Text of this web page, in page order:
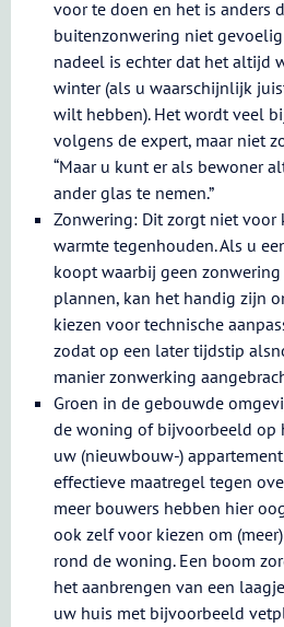
voor te doen en het is anders
buitenzonwering niet
nadeel is echter dat het altijd
winter (als u waarschijnlijk
wilt hebben). Het wordt veel
volgens de expert, maar niet
“Maar u kunt er als bewoner
ander glas te nemen.”
Zonwering: Dit zorgt niet voor
warmte tegenhouden. Als u
koopt waarbij geen
plannen, kan het handig zijn
kiezen voor technische
zodat op een later tijdstip
manier zonwerking
Groen in de gebouwde
de woning of bijvoorbeeld op
uw (nieuwbouw-)
effectieve maatregel tegen
meer bouwers hebben hier
ook zelf voor kiezen om
rond de woning. Een boom
het aanbrengen van een
uw huis met bijvoorbeeld